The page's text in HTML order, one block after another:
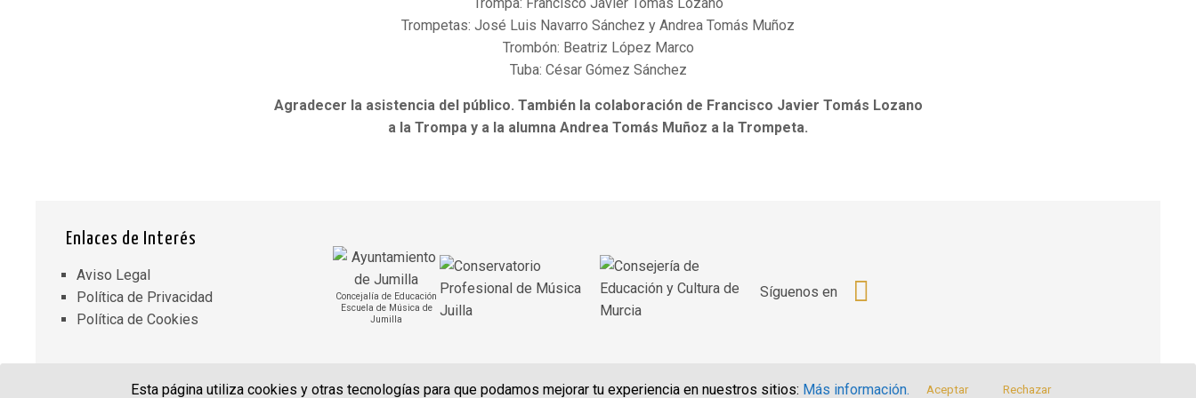
Trompetas: José Luis Navarro Sánchez y Andrea Tomás Muñoz
Trombón: Beatriz López Marco
Tuba: César Gómez Sánchez
Agradecer la asistencia del público. También la colaboración de Francisco Javier Tomás Lozano
a la Trompa y a la alumna Andrea Tomás Muñoz a la Trompeta.
Enlaces de Interés
Aviso Legal
Política de Privacidad
Política de Cookies
Concejalía de Educación
Escuela de Música de
Jumilla
Síguenos en
Esta página utiliza cookies y otras tecnologías para que podamos mejorar tu experiencia en nuestros sitios: Más información. Aceptar Rechazar